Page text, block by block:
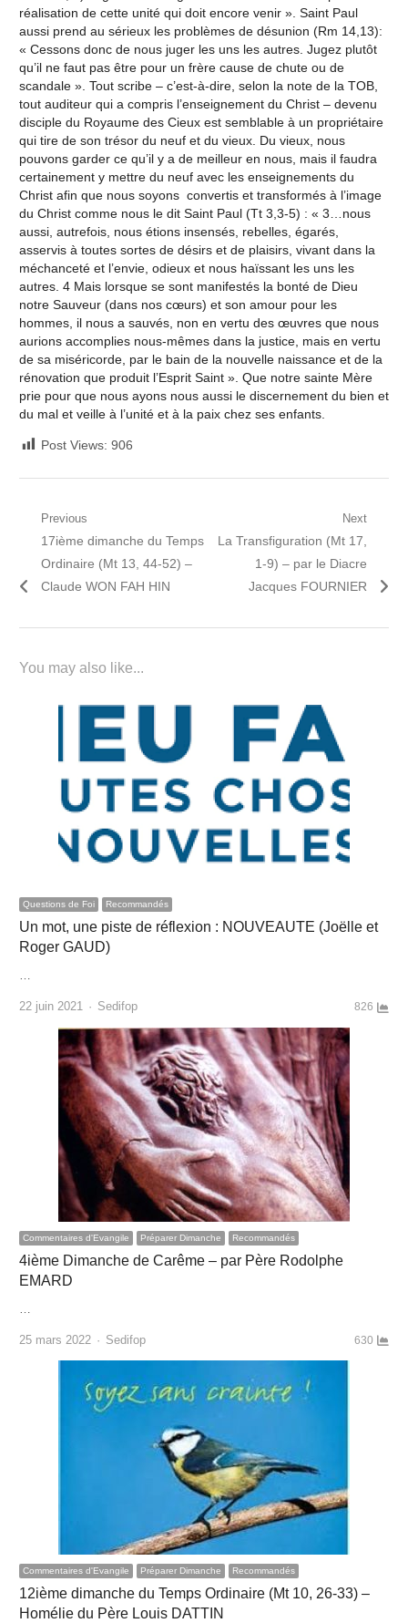
réalisation de cette unité qui doit encore venir ». Saint Paul
aussi prend au sérieux les problèmes de désunion (Rm 14,13):
« Cessons donc de nous juger les uns les autres. Jugez plutôt
qu’il ne faut pas être pour un frère cause de chute ou de
scandale ». Tout scribe – c’est-à-dire, selon la note de la TOB,
tout auditeur qui a compris l’enseignement du Christ – devenu
disciple du Royaume des Cieux est semblable à un propriétaire
qui tire de son trésor du neuf et du vieux. Du vieux, nous
pouvons garder ce qu’il y a de meilleur en nous, mais il faudra
certainement y mettre du neuf avec les enseignements du
Christ afin que nous soyons convertis et transformés à l’image
du Christ comme nous le dit Saint Paul (Tt 3,3-5) : « 3…nous
aussi, autrefois, nous étions insensés, rebelles, égarés,
asservis à toutes sortes de désirs et de plaisirs, vivant dans la
méchanceté et l’envie, odieux et nous haïssant les uns les
autres. 4 Mais lorsque se sont manifestés la bonté de Dieu
notre Sauveur (dans nos cœurs) et son amour pour les
hommes, il nous a sauvés, non en vertu des œuvres que nous
aurions accomplies nous-mêmes dans la justice, mais en vertu
de sa miséricorde, par le bain de la nouvelle naissance et de la
rénovation que produit l’Esprit Saint ». Que notre sainte Mère
prie pour que nous ayons nous aussi le discernement du bien et
du mal et veille à l’unité et à la paix chez ses enfants.
Post Views: 906
Navigation
de
l’article
Previous
Previous
post:
17ième dimanche du Temps
Ordinaire (Mt 13, 44-52) –
Claude WON FAH HIN
Next
Next
La Transfiguration (Mt 17,
1-9) – par le Diacre
Jacques FOURNIER
You may also like...
Questions de Foi Recommandés
Un mot, une piste de réflexion : NOUVEAUTE (Joëlle et
Roger GAUD)
22 juin 2021 Author
Sedifop 826
Commentaires d'Evangile Préparer Dimanche Recommandés
4ième Dimanche de Carême – par Père Rodolphe
EMARD
25 mars 2022 Author
Sedifop 630
Commentaires d'Evangile Préparer Dimanche Recommandés
12ième dimanche du Temps Ordinaire (Mt 10, 26-33) –
Homélie du Père Louis DATTIN